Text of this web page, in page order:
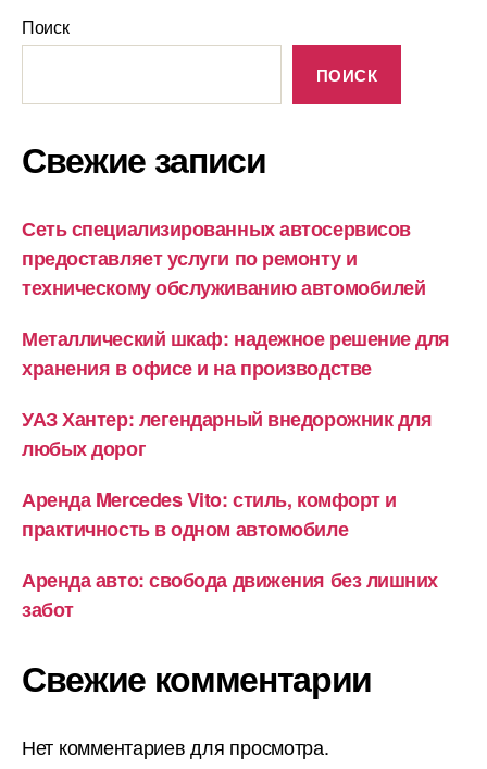
Поиск
ПОИСК
Свежие записи
Сеть специализированных автосервисов
предоставляет услуги по ремонту и
техническому обслуживанию автомобилей
Металлический шкаф: надежное решение для
хранения в офисе и на производстве
УАЗ Хантер: легендарный внедорожник для
любых дорог
Аренда Mercedes Vito: стиль, комфорт и
практичность в одном автомобиле
Аренда авто: свобода движения без лишних
забот
Свежие комментарии
Нет комментариев для просмотра.